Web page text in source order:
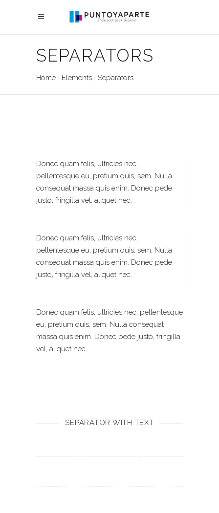
SEPARATORS
Home Elements Separators
Donec quam felis, ultricies nec,
pellentesque eu, pretium quis, sem. Nulla
consequat massa quis enim. Donec pede
justo, fringilla vel, aliquet nec.
Donec quam felis, ultricies nec,
pellentesque eu, pretium quis, sem. Nulla
consequat massa quis enim. Donec pede
justo, fringilla vel, aliquet nec.
Donec quam felis, ultricies nec, pellentesque
eu, pretium quis, sem. Nulla consequat
massa quis enim. Donec pede justo, fringilla
vel, aliquet nec.
SEPARATOR WITH TEXT